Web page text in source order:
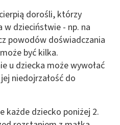
dorośli, którzy
dzieciństwie - np. na
powodów doświadczania
być kilka.
u dziecka może wywołać
niedojrzałość do
każde dziecko poniżej 2.